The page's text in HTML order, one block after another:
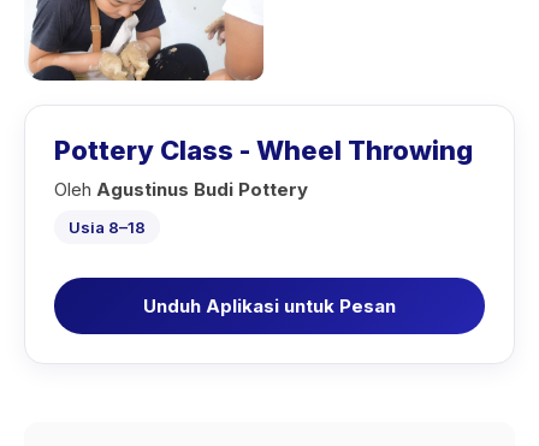
Pottery Class - Wheel Throwing
Oleh Agustinus Budi Pottery
Usia 8–18
Unduh Aplikasi untuk Pesan